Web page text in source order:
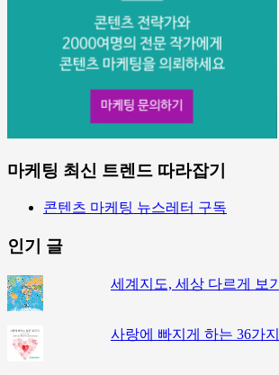
마케팅 최신 트렌드 따라잡기
콘텐츠 마케팅 뉴스레터 구독
인기 글
세계지도, 세상 다르게 보기
사랑에 빠지게 하는 36가